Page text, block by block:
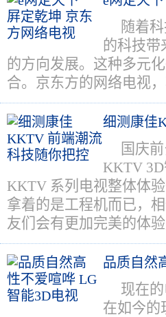
随着
的科技带
的方向发展。这种多元
合。京东方的网络电视
细测康佳
国庆
KKTV
KKTV 系列电视整体体
拿着的是工程机而已，
友们会有更加完美的体验
品质自然
现在
在如今的